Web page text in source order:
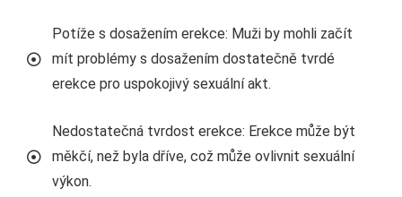
Potíže s dosažením erekce: Muži by mohli začít
mít problémy s dosažením dostatečně tvrdé
erekce pro uspokojivý sexuální akt.
Nedostatečná tvrdost erekce: Erekce může být
měkčí, než byla dříve, což může ovlivnit sexuální
výkon.